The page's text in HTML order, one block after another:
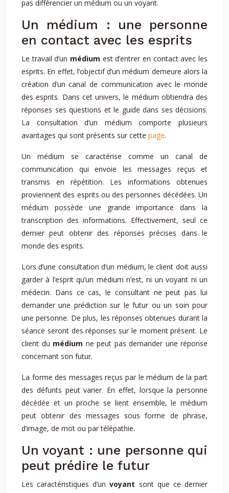
pas différencier un médium ou un voyant.
Un médium : une personne
en contact avec les esprits
Le travail d’un médium est d’entrer en contact avec les
esprits. En effet, l’objectif d’un médium demeure alors la
création d’un canal de communication avec le monde
des esprits. Dans cet univers, le médium obtiendra des
réponses ses questions et le guide dans ses décisions.
La consultation d’un médium comporte plusieurs
avantages qui sont présents sur cette page.
Un médium se caractérise comme un canal de
communication qui envoie les messages reçus et
transmis en répétition. Les informations obtenues
proviennent des esprits ou des personnes décédées. Un
médium possède une grande importance dans la
transcription des informations. Effectivement, seul ce
dernier peut obtenir des réponses précises dans le
monde des esprits.
Lors d’une consultation d’un médium, le client doit aussi
garder à l’esprit qu’un médium n’est, ni un voyant ni un
médecin. Dans ce cas, le consultant ne peut pas lui
demander une prédiction sur le futur ou un soin pour
une personne. De plus, les réponses obtenues durant la
séance seront des réponses sur le moment présent. Le
client du médium ne peut pas demander une réponse
concernant son futur.
La forme des messages reçus par le médium de la part
des défunts peut varier. En effet, lorsque la personne
décédée et un proche se lient ensemble, le médium
peut obtenir des messages sous forme de phrase,
d’image, de mot ou par télépathie.
Un voyant : une personne qui
peut prédire le futur
Les caractéristiques d’unvoyant sont que ce dernier